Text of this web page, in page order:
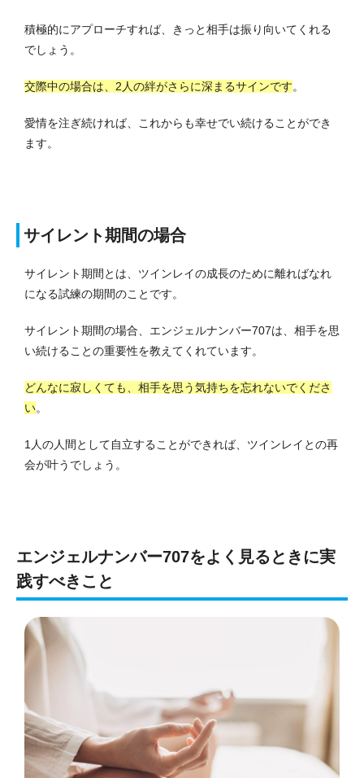
積極的にアプローチすれば、きっと相手は振り向いてくれる
でしょう。
交際中の場合は、2人の絆がさらに深まるサインです。
愛情を注ぎ続ければ、これからも幸せでい続けることができ
ます。
サイレント期間の場合
サイレント期間とは、ツインレイの成長のために離ればなれ
になる試練の期間のことです。
サイレント期間の場合、エンジェルナンバー707は、相手を思
い続けることの重要性を教えてくれています。
どんなに寂しくても、相手を思う気持ちを忘れないでくださ
い。
1人の人間として自立することができれば、ツインレイとの再
会が叶うでしょう。
エンジェルナンバー707をよく見るときに実
践すべきこと